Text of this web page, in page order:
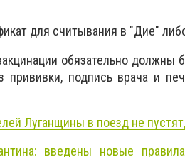
для считывания в "Дие"
обязательно должны
прививки, подпись врача и
Луганщины в поезд не
введены новые